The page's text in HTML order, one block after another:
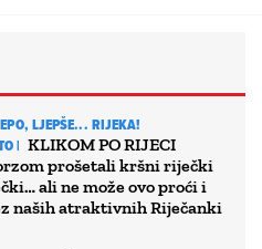
LJEPŠE... RIJEKA!
| KLIKOM PO RIJECI
prošetali kršni riječki
ali ne može ovo proći i
naših atraktivnih Riječanki